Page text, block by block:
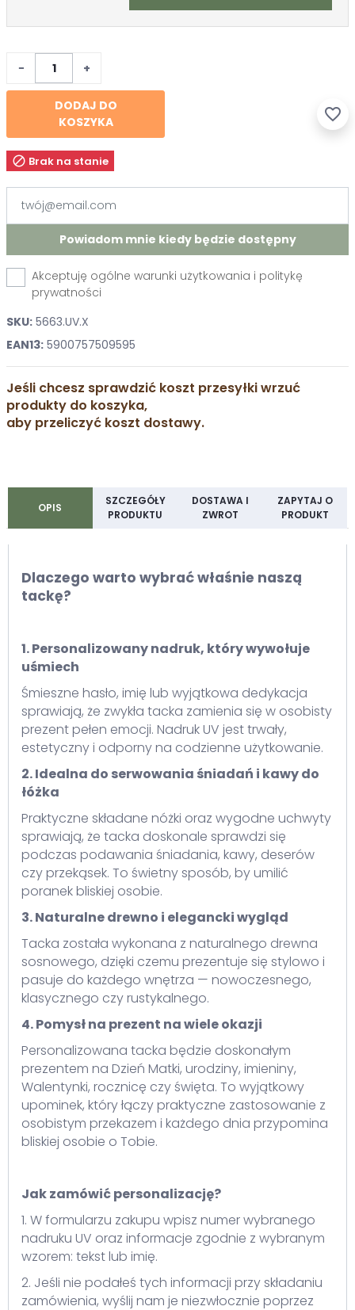
− +
DODAJ DO
KOSZYKA
favorite_border
 Brak na stanie
Powiadom mnie kiedy będzie dostępny
Akceptuję ogólne warunki użytkowania i politykę
prywatności
SKU: 5663.UV.X
EAN13: 5900757509595
Jeśli chcesz sprawdzić koszt przesyłki wrzuć
produkty do koszyka,
aby przeliczyć koszt dostawy.
OPIS
SZCZEGÓŁY
PRODUKTU
DOSTAWA I
ZWROT
ZAPYTAJ O
PRODUKT
Dlaczego warto wybrać właśnie naszą
tackę?
1. Personalizowany nadruk, który wywołuje
uśmiech
Śmieszne hasło, imię lub wyjątkowa dedykacja
sprawiają, że zwykła tacka zamienia się w osobisty
prezent pełen emocji. Nadruk UV jest trwały,
estetyczny i odporny na codzienne użytkowanie.
2. Idealna do serwowania śniadań i kawy do
łóżka
Praktyczne składane nóżki oraz wygodne uchwyty
sprawiają, że tacka doskonale sprawdzi się
podczas podawania śniadania, kawy, deserów
czy przekąsek. To świetny sposób, by umilić
poranek bliskiej osobie.
3. Naturalne drewno i elegancki wygląd
Tacka została wykonana z naturalnego drewna
sosnowego, dzięki czemu prezentuje się stylowo i
pasuje do każdego wnętrza — nowoczesnego,
klasycznego czy rustykalnego.
4. Pomysł na prezent na wiele okazji
Personalizowana tacka będzie doskonałym
prezentem na Dzień Matki, urodziny, imieniny,
Walentynki, rocznicę czy święta. To wyjątkowy
upominek, który łączy praktyczne zastosowanie z
osobistym przekazem i każdego dnia przypomina
bliskiej osobie o Tobie.
Jak zamówić personalizację?
1. W formularzu zakupu wpisz numer wybranego
nadruku UV oraz informacje zgodnie z wybranym
wzorem: tekst lub imię.
2. Jeśli nie podałeś tych informacji przy składaniu
zamówienia, wyślij nam je niezwłocznie poprzez